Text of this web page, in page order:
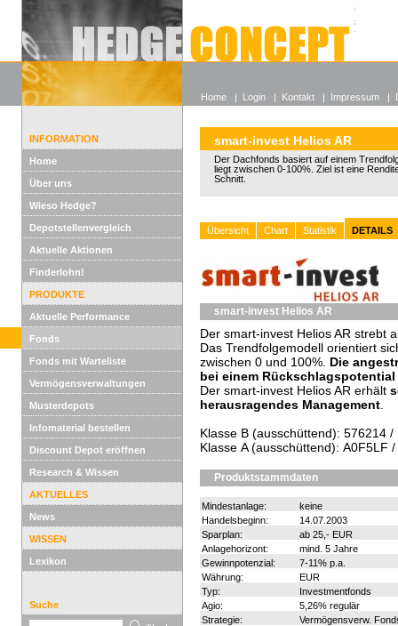
Alle
Wieso
INFORMATION
Home
Über uns
Wieso Hedge?
Depotstellenvergleich
Aktuelle Aktionen
Finderlohn!
PRODUKTE
Aktuelle Performance
Fonds
Fonds mit Warteliste
Vermögensverwaltungen
Musterdepots
Infomaterial bestellen
Discount Depot eröffnen
Research & Wissen
AKTUELLES
News
WISSEN
Lexikon
Suche
smart-invest Helios AR
Der Dachfonds basiert auf einem
liegt zwischen 0-100%. Ziel ist eine
Schnitt.
Übersicht Chart Statistik DETAILS
smart-invest Helios AR
Der smart-invest Helios AR strebt
Das Trendfolgemodell orientiert
zwischen 0 und 100%. Die
bei einem Rückschlagspotential
Der smart-invest Helios AR erhält
herausragendes Management
Klasse B (ausschüttend): 576214
Klasse A (ausschüttend): A0F5LF
Produktstammdaten
Mindestanlage:
keine
Handelsbeginn:
14.07.2003
Sparplan:
ab 25,- EUR
Anlagehorizont:
mind. 5 Jahre
Gewinnpotenzial:
7-11% p.a.
Währung:
EUR
Typ:
Investmentfonds
Agio:
5,26% regulär
Strategie:
Vermögensverw.
Home | Login | Kontakt | Impressum |